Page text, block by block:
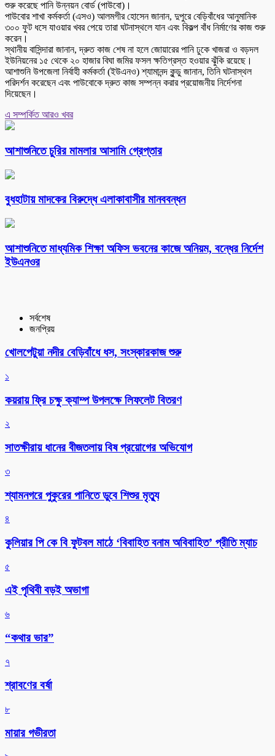
শুরু করেছে পানি উন্নয়ন বোর্ড (পাউবো)।
পাউবোর শাখা কর্মকর্তা (এসও) আলমগীর হোসেন জানান, দুপুরে বেড়িবাঁধের আনুমানিক
৩০০ ফুট ধসে যাওয়ার খবর পেয়ে তারা ঘটনাস্থলে যান এবং বিকল্প বাঁধ নির্মাণের কাজ শুরু
করেন।
স্থানীয় বাসিন্দারা জানান, দ্রুত কাজ শেষ না হলে জোয়ারের পানি ঢুকে খাজরা ও বড়দল
ইউনিয়নের ১৫ থেকে ২০ হাজার বিঘা জমির ফসল ক্ষতিগ্রস্ত হওয়ার ঝুঁকি রয়েছে।
আশাশুনি উপজেলা নির্বাহী কর্মকর্তা (ইউএনও) শ্যামানন্দ কুন্ডু জানান, তিনি ঘটনাস্থল
পরিদর্শন করেছেন এবং পাউবোকে দ্রুত কাজ সম্পন্ন করার প্রয়োজনীয় নির্দেশনা
দিয়েছেন।
এ সম্পর্কিত আরও খবর
আশাশুনিতে চুরির মামলার আসামি গ্রেপ্তার
বুধহাটায় মাদকের বিরুদ্ধে এলাকাবাসীর মানববন্ধন
আশাশুনিতে মাধ্যমিক শিক্ষা অফিস ভবনের কাজে অনিয়ম, বন্ধের নির্দেশ
ইউএনওর
সর্বশেষ
জনপ্রিয়
খোলপেটুয়া নদীর বেড়িবাঁধে ধস, সংস্কারকাজ শুরু
১
কয়রায় ফ্রি চক্ষু ক্যাম্প উপলক্ষে লিফলেট বিতরণ
২
সাতক্ষীরায় ধানের বীজতলায় বিষ প্রয়োগের অভিযোগ
৩
শ্যামনগরে পুকুরের পানিতে ডুবে শিশুর মৃত্যু
৪
কুলিয়ার পি কে বি ফুটবল মাঠে ‘বিবাহিত বনাম অবিবাহিত’ প্রীতি ম্যাচ
৫
এই পৃথিবী বড়ই অভাগা
৬
“কথার ভার”
৭
শ্রাবণের বর্ষা
৮
মায়ার গভীরতা